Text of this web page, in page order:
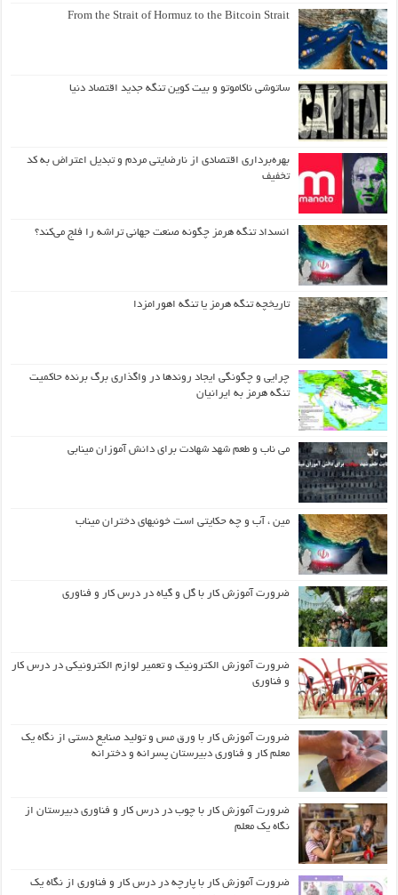
From the Strait of Hormuz to the Bitcoin Strait
ساتوشی ناکاموتو و بیت کوین تنگه جدید اقتصاد دنیا
بهره‌برداری اقتصادی از نارضایتی مردم و تبدیل اعتراض به کد
تخفیف
انسداد تنگه هرمز چگونه صنعت جهانی تراشه را فلج می‌کند؟
تاریخچه تنگه هرمز یا تنگه اهورامزدا
چرایی و چگونگی ایجاد روندها در واگذاری برگ برنده حاکمیت
تنگه هرمز به ایرانیان
می ناب و طعم شهد شهادت برای دانش آموزان مینابی
مین ، آب و چه حکایتی است خونبهای دختران میناب
ضرورت آموزش کار با گل و گیاه در درس کار و فناوری
ضرورت آموزش الکترونیک و تعمیر لوازم الکترونیکی در درس کار
و فناوری
ضرورت آموزش کار با ورق مس و تولید صنایع دستی از نگاه یک
معلم کار و فناوری دبیرستان پسرانه و دخترانه
ضرورت آموزش کار با چوب در درس کار و فناوری دبیرستان از
نگاه یک معلم
ضرورت آموزش کار با پارچه در درس کار و فناوری از نگاه یک